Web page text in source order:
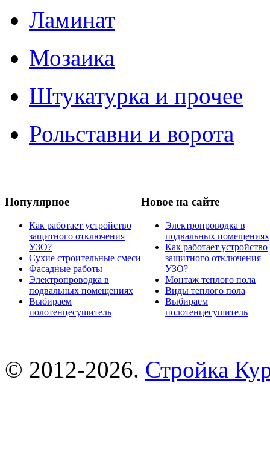
Ламинат
Мозаика
Штукатурка и прочее
Рольставни и ворота
Популярное
Как работает устройство
защитного отключения
УЗО?
Сухие строительные смеси
Фасадные работы
Электропроводка в
подвальных помещениях
Выбираем
полотенцесушитель
Новое на сайте
Электропроводка в
подвальных помещениях
Как работает устройство
защитного отключения
УЗО?
Монтаж теплого пола
Виды теплого пола
Выбираем
полотенцесушитель
© 2012-2026. Стройка